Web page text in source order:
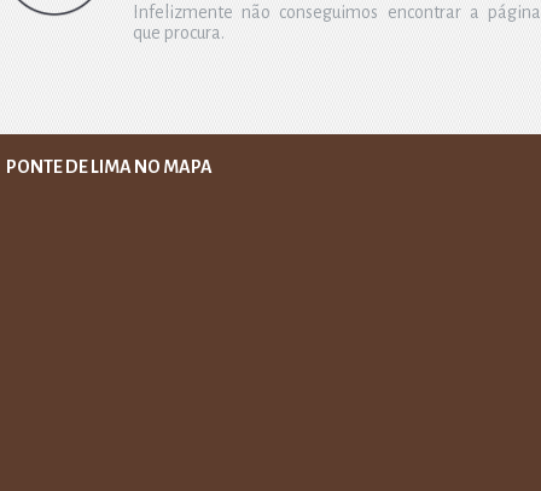
Infelizmente não conseguimos encontrar a página
que procura.
PONTE DE LIMA NO MAPA